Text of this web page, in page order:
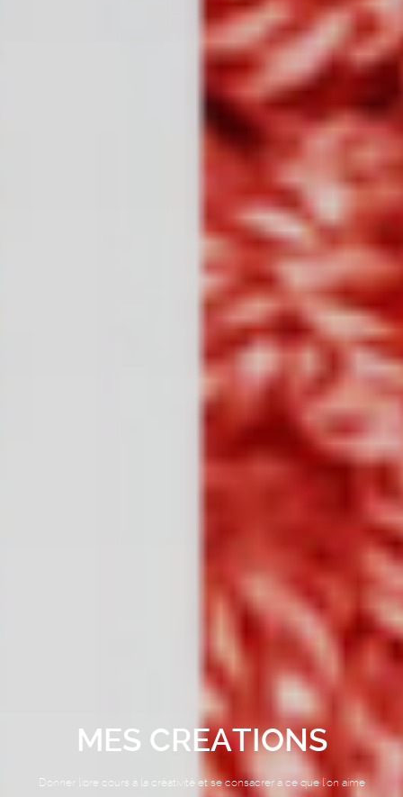
MES CREATIONS
Donner libre cours à la créativité et se consacrer à ce que l'on aime
A Propos
Galerie